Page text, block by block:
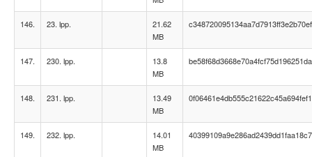
146. 23. lpp.
21.62
MB
147. 230. lpp.
13.8
MB
148. 231. lpp.
13.49
MB
149. 232. lpp.
14.01
MB